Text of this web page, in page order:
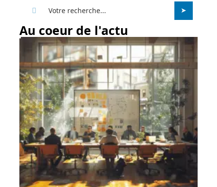
Au coeur de l'actu